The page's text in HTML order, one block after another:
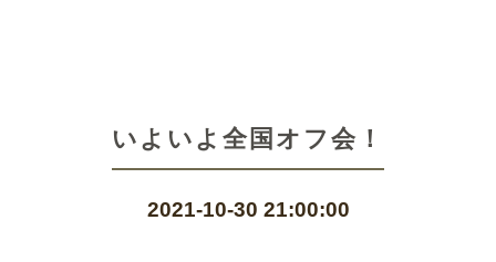
いよいよ全国オフ会！
2021-10-30 21:00:00